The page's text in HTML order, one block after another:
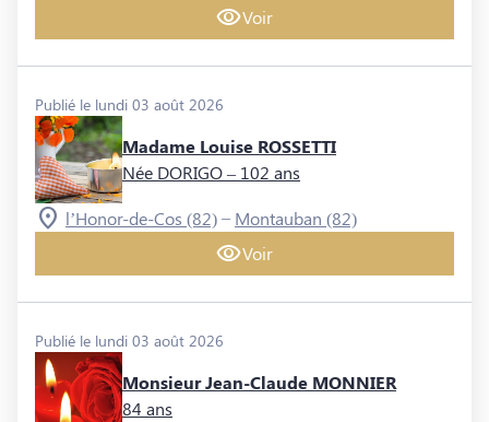
Voir
Publié le lundi 03 août 2026
Madame Louise ROSSETTI
Née DORIGO– 102 ans
l’Honor-de-Cos (82)– Montauban (82)
Voir
Publié le lundi 03 août 2026
Monsieur Jean-Claude MONNIER
84 ans